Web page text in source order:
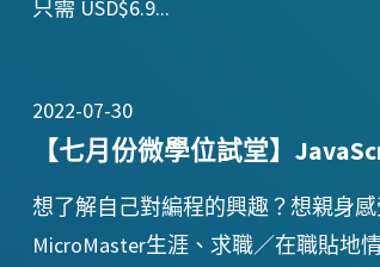
只需 USD$6.9...
【七月份微學位試堂】
2022-07-30
想了解自己對編程的興趣？想親身
MicroMaster生涯、求職／在職貼地